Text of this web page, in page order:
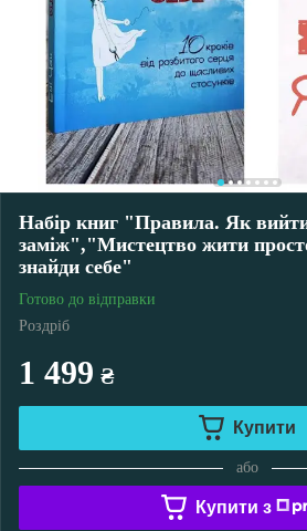
Набір книг "Правила. Як
заміж","Мистецтво жити
знайди себе"
Готово до відправки
Роздріб
1 499 ₴
Купити
або
Купити з